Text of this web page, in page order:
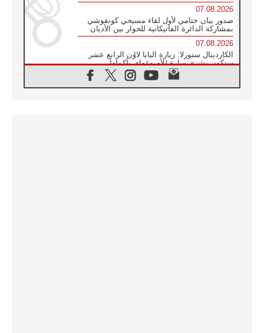
07.08.2026
صدور بيان ختامي لأول لقاء مسيحي كونفوشي
بمشاركة الدائرة الفاتيكانية للحوار بين الأديان
07.08.2026
الكاردينال ستورلا: زيارة البابا لاوُن الرابع عشر
ستكون بشرى سارة للأوروغواي بأكملها
الفاتيكان يعلن برنامج الزيارة الرسولية للبابا لاوُن